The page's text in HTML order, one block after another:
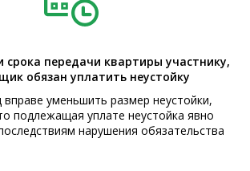
передачи квартиры участнику,
обязан уплатить неустойку
вправе уменьшить размер неустойки,
подлежащая уплате неустойка явно
нарушения обязательства